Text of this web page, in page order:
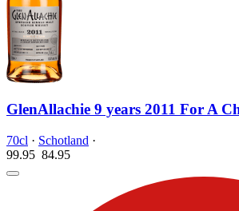
GlenAllachie 9 years 2011 For A
70cl · Schotland ·
99.95 84.95